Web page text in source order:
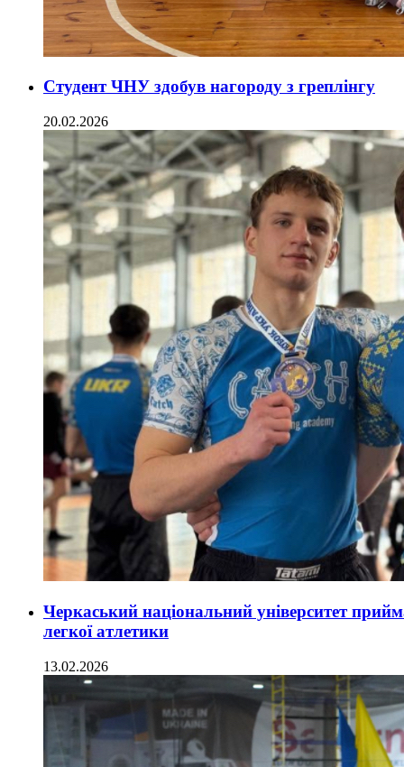
Студент ЧНУ здобув нагороду з греплінгу
20.02.2026
Черкаський національний університет
легкої атлетики
13.02.2026